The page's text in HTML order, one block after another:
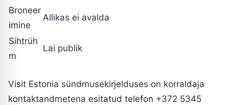
Broneer
imine
Allikas ei avalda
Sihtrüh
m
Lai publik
Visit Estonia sündmusekirjelduses on korraldaja
kontaktandmetena esitatud telefon +372 5345